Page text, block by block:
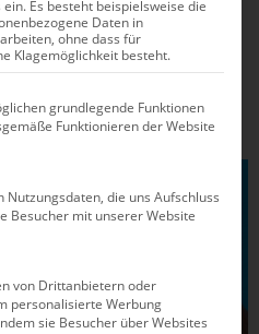
Spandau führen die
an. Bei den Frauen
im dritten Spiel. Was sonst
ergeben hat,
Es besteht beispielsweise die
Daten in
ohne dass für
Klagemöglichkeit besteht.
Gruppen, für die
grundlegende Funktionen
Funktionieren der Website
Nutzungsdaten, die uns Aufschluss
Besucher mit unserer Website
von Drittanbietern oder
personalisierte Werbung
sie Besucher über Websites